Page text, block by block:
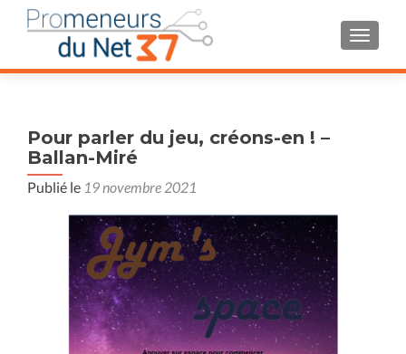
Pour parler du jeu, créons-en ! –
Ballan-Miré
Publié le 19 novembre 2021